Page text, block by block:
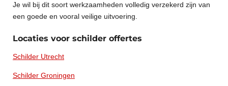
Je wil bij dit soort werkzaamheden volledig verzekerd zijn van
een goede en vooral veilige uitvoering.
Locaties voor schilder offertes
Schilder Utrecht
Schilder Groningen